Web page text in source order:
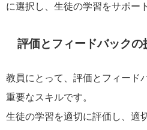
に選択し、生徒の学習をサポー
評価とフィードバックの
教員にとって、評価とフィード
重要なスキルです。
生徒の学習を適切に評価し、適